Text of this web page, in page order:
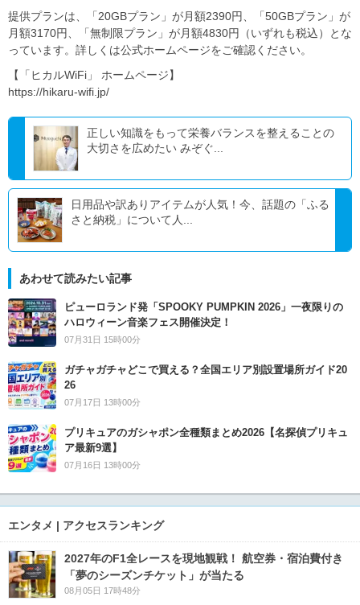
提供プランは、「20GBプラン」が月額2390円、「50GBプラン」が
月額3170円、「無制限プラン」が月額4830円（いずれも税込）とな
っています。詳しくは公式ホームページをご確認ください。
【「ヒカルWiFi」 ホームページ】
https://hikaru-wifi.jp/
正しい知識をもって栄養バランスを整えることの
大切さを広めたい みぞぐ...
日用品や訳ありアイテムが人気！今、話題の「ふる
さと納税」について人...
あわせて読みたい記事
ピューロランド発「SPOOKY PUMPKIN 2026」一夜限りの
ハロウィーン音楽フェス開催決定！
07月31日 15時00分
ガチャガチャどこで買える？全国エリア別設置場所ガイド20
26
07月17日 13時00分
プリキュアのガシャポン全種類まとめ2026【名探偵プリキュ
ア最新9選】
07月16日 13時00分
エンタメ | アクセスランキング
2027年のF1全レースを現地観戦！ 航空券・宿泊費付き
「夢のシーズンチケット」が当たる
08月05日 17時48分